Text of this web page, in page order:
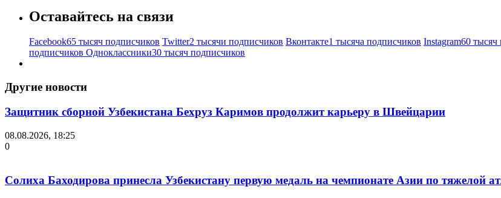
Оставайтесь на связи
Facebook65 тысяч подписчиков Twitter2 тысячи подписчиков Вконтакте1 тысяча подписчиков Instagram60 тысяч
подписчиков Одноклассники30 тысяч подписчиков
Другие новости
Защитник сборной Узбекистана Бехруз Каримов продолжит карьеру в Швейцарии
08.08.2026, 18:25
0
Солиха Баходирова принесла Узбекистану первую медаль на чемпионате Азии по тяжелой